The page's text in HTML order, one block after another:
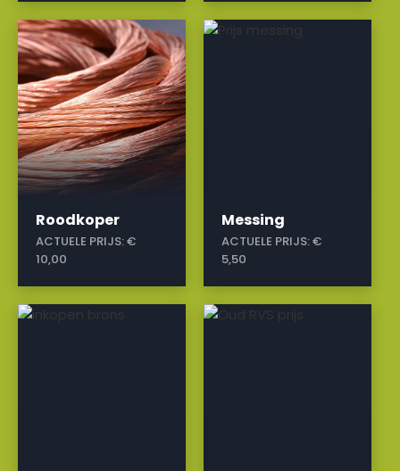
Roodkoper
ACTUELE PRIJS:€
10,00
a
Messing
ACTUELE PRIJS:€
5,50
a
a a